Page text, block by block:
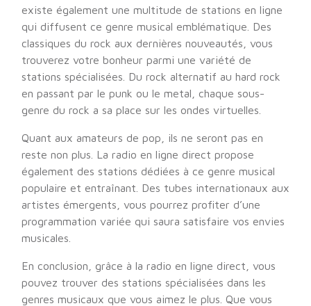
existe également une multitude de stations en ligne
qui diffusent ce genre musical emblématique. Des
classiques du rock aux dernières nouveautés, vous
trouverez votre bonheur parmi une variété de
stations spécialisées. Du rock alternatif au hard rock
en passant par le punk ou le metal, chaque sous-
genre du rock a sa place sur les ondes virtuelles.
Quant aux amateurs de pop, ils ne seront pas en
reste non plus. La radio en ligne direct propose
également des stations dédiées à ce genre musical
populaire et entraînant. Des tubes internationaux aux
artistes émergents, vous pourrez profiter d’une
programmation variée qui saura satisfaire vos envies
musicales.
En conclusion, grâce à la radio en ligne direct, vous
pouvez trouver des stations spécialisées dans les
genres musicaux que vous aimez le plus. Que vous